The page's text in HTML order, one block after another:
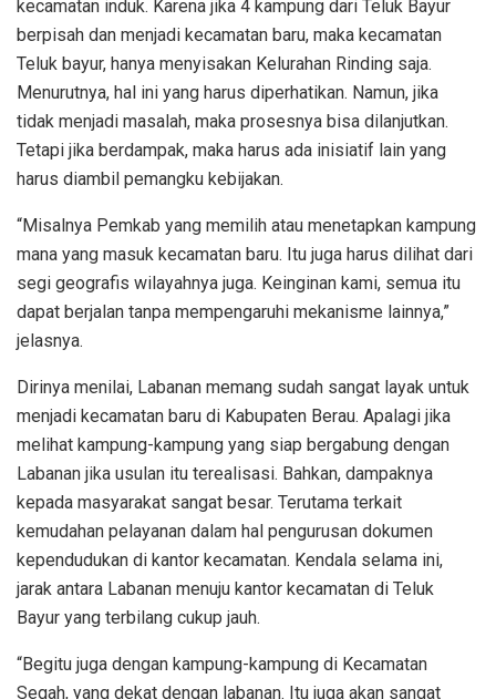
kecamatan induk. Karena jika 4 kampung dari Teluk Bayur
berpisah dan menjadi kecamatan baru, maka kecamatan
Teluk bayur, hanya menyisakan Kelurahan Rinding saja.
Menurutnya, hal ini yang harus diperhatikan. Namun, jika
tidak menjadi masalah, maka prosesnya bisa dilanjutkan.
Tetapi jika berdampak, maka harus ada inisiatif lain yang
harus diambil pemangku kebijakan.
“Misalnya Pemkab yang memilih atau menetapkan kampung
mana yang masuk kecamatan baru. Itu juga harus dilihat dari
segi geografis wilayahnya juga. Keinginan kami, semua itu
dapat berjalan tanpa mempengaruhi mekanisme lainnya,”
jelasnya.
Dirinya menilai, Labanan memang sudah sangat layak untuk
menjadi kecamatan baru di Kabupaten Berau. Apalagi jika
melihat kampung-kampung yang siap bergabung dengan
Labanan jika usulan itu terealisasi. Bahkan, dampaknya
kepada masyarakat sangat besar. Terutama terkait
kemudahan pelayanan dalam hal pengurusan dokumen
kependudukan di kantor kecamatan. Kendala selama ini,
jarak antara Labanan menuju kantor kecamatan di Teluk
Bayur yang terbilang cukup jauh.
“Begitu juga dengan kampung-kampung di Kecamatan
Segah, yang dekat dengan labanan. Itu juga akan sangat